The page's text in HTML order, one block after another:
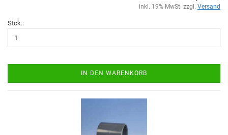
inkl. 19% MwSt. zzgl. Versand
Stck.:
IN DEN WARENKORB